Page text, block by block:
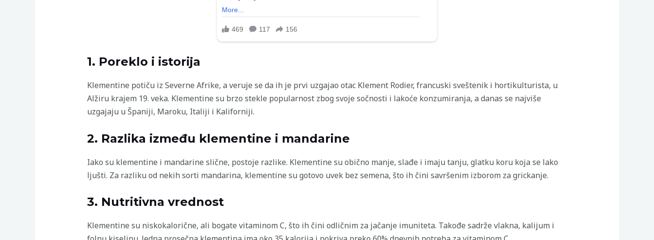
1. Poreklo i istorija
Klementine potiču iz Severne Afrike, a veruje se da ih je prvi uzgajao otac Klement Rodier, francuski sveštenik i hortikulturista, u
Alžiru krajem 19. veka. Klementine su brzo stekle popularnost zbog svoje sočnosti i lakoće konzumiranja, a danas se najviše
uzgajaju u Španiji, Maroku, Italiji i Kaliforniji.
2. Razlika između klementine i mandarine
Iako su klementine i mandarine slične, postoje razlike. Klementine su obično manje, slađe i imaju tanju, glatku koru koja se lako
ljušti. Za razliku od nekih sorti mandarina, klementine su gotovo uvek bez semena, što ih čini savršenim izborom za grickanje.
3. Nutritivna vrednost
Klementine su niskokalorične, ali bogate vitaminom C, što ih čini odličnim za jačanje imuniteta. Takođe sadrže vlakna, kalijum i